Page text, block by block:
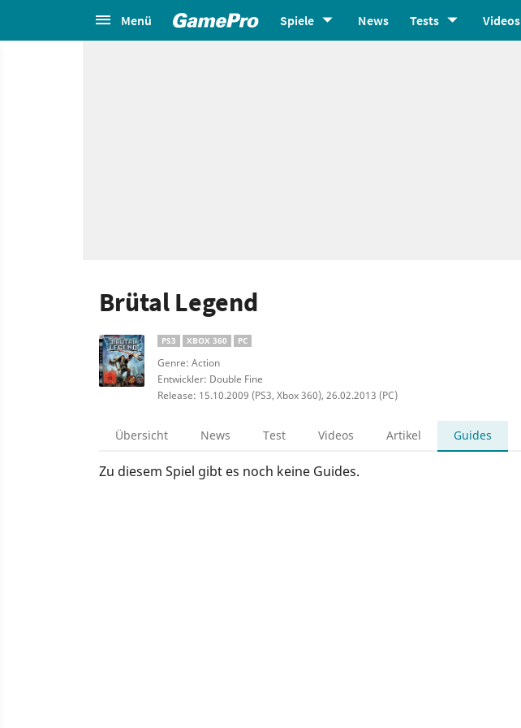
Menü Spiele News Tests Videos
Brütal Legend
PS3 XBOX 360 PC
Genre: Action
Entwickler: Double Fine
Release: 15.10.2009 (PS3, Xbox 360), 26.02.2013 (PC)
Übersicht News Test Videos Artikel Guides
Zu diesem Spiel gibt es noch keine Guides.